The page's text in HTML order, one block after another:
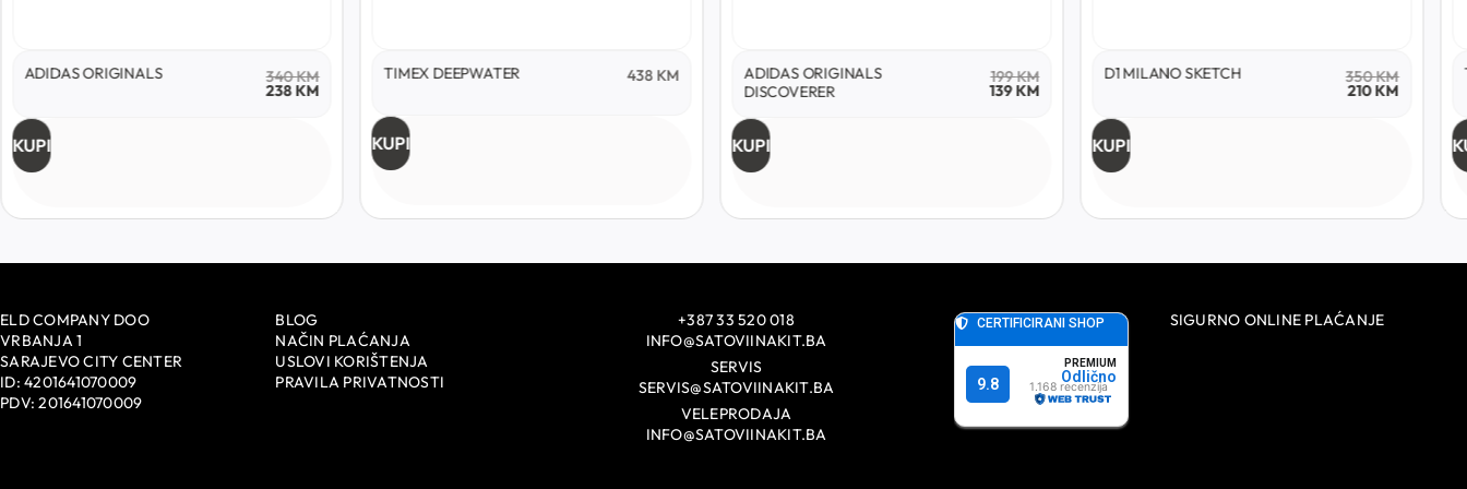
ADIDAS ORIGINALS 340KM
238KM
KUPI
TIMEX DEEPWATER 438 KM
KUPI
ADIDAS ORIGINALS
DISCOVERER
199KM
139KM
KUPI
D1 MILANO SKETCH 350KM
210KM
KUPI
ELD COMPANY DOO
VRBANJA 1
SARAJEVO CITY CENTER
ID: 4201641070009
PDV: 201641070009
BLOG
NAČIN PLAĆANJA
USLOVI KORIŠTENJA
PRAVILA PRIVATNOSTI
+387 33 520 018
INFO@SATOVIINAKIT.BA
SERVIS
SERVIS@SATOVIINAKIT.BA
VELEPRODAJA
INFO@SATOVIINAKIT.BA
SIGURNO ONLINE PLAĆANJE